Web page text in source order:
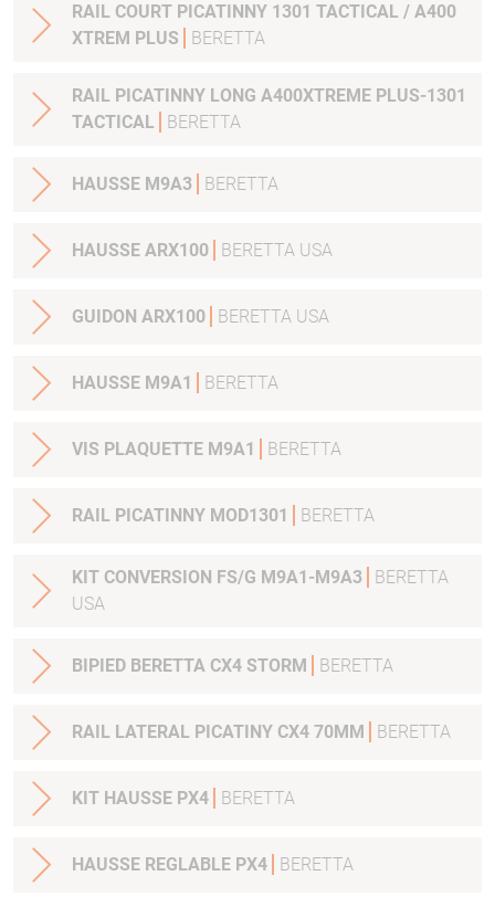
RAIL COURT PICATINNY 1301 TACTICAL / A400
XTREM PLUS
BERETTA
RAIL PICATINNY LONG A400XTREME PLUS-1301
TACTICAL
BERETTA
HAUSSE M9A3 BERETTA
HAUSSE ARX100 BERETTA USA
GUIDON ARX100 BERETTA USA
HAUSSE M9A1 BERETTA
VIS PLAQUETTE M9A1 BERETTA
RAIL PICATINNY MOD1301 BERETTA
KIT CONVERSION FS/G M9A1-M9A3
BERETTA
USA
BIPIED BERETTA CX4 STORM BERETTA
RAIL LATERAL PICATINY CX4 70MM BERETTA
KIT HAUSSE PX4 BERETTA
HAUSSE REGLABLE PX4 BERETTA